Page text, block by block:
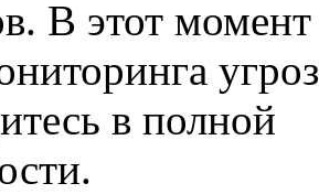
В этот
в полной